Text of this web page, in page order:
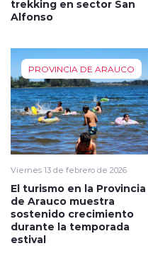
trekking en sector San
Alfonso
PROVINCIA DE ARAUCO
Viernes 13 de febrero de 2026
El turismo en la Provincia
de Arauco muestra
sostenido crecimiento
durante la temporada
estival